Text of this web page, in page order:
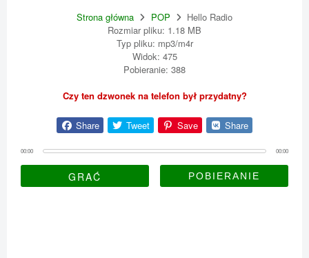
Strona główna POP
Hello Radio
Rozmiar pliku: 1.18 MB
Typ pliku: mp3/m4r
Widok: 475
Pobieranie: 388
Czy ten dzwonek na telefon był przydatny?
Share Tweet Save Share
00:00 00:00
GRAĆ